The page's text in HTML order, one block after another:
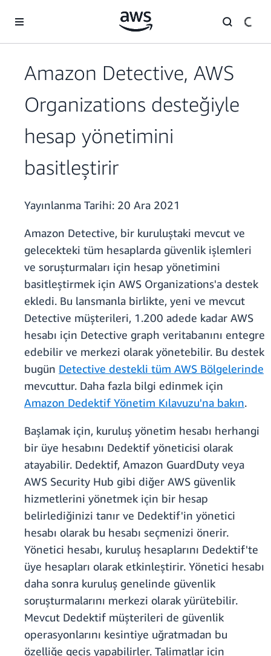
Amazon Detective, AWS
Organizations desteğiyle
hesap yönetimini
basitleştirir
Yayınlanma Tarihi: 20 Ara 2021
Amazon Detective, bir kuruluştaki mevcut ve
gelecekteki tüm hesaplarda güvenlik işlemleri
ve soruşturmaları için hesap yönetimini
basitleştirmek için AWS Organizations'a destek
ekledi. Bu lansmanla birlikte, yeni ve mevcut
Detective müşterileri, 1.200 adede kadar AWS
hesabı için Detective graph veritabanını entegre
edebilir ve merkezi olarak yönetebilir. Bu destek
bugün Detective destekli tüm AWS Bölgelerinde
mevcuttur. Daha fazla bilgi edinmek için
Amazon Dedektif Yönetim Kılavuzu'na bakın.
Başlamak için, kuruluş yönetim hesabı herhangi
bir üye hesabını Dedektif yöneticisi olarak
atayabilir. Dedektif, Amazon GuardDuty veya
AWS Security Hub gibi diğer AWS güvenlik
hizmetlerini yönetmek için bir hesap
belirlediğinizi tanır ve Dedektif'in yönetici
hesabı olarak bu hesabı seçmenizi önerir.
Yönetici hesabı, kuruluş hesaplarını Dedektif'te
üye hesapları olarak etkinleştirir. Yönetici hesabı
daha sonra kuruluş genelinde güvenlik
soruşturmalarını merkezi olarak yürütebilir.
Mevcut Dedektif müşterileri de güvenlik
operasyonlarını kesintiye uğratmadan bu
özelliğe geçiş yapabilirler. Talimatlar için